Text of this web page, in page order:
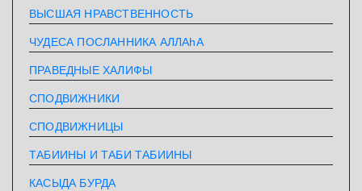
ВЫСШАЯ НРАВСТВЕННОСТЬ
ЧУДЕСА ПОСЛАННИКА АЛЛАhА
ПРАВЕДНЫЕ ХАЛИФЫ
СПОДВИЖНИКИ
СПОДВИЖНИЦЫ
ТАБИИНЫ И ТАБИ ТАБИИНЫ
КАСЫДА БУРДА